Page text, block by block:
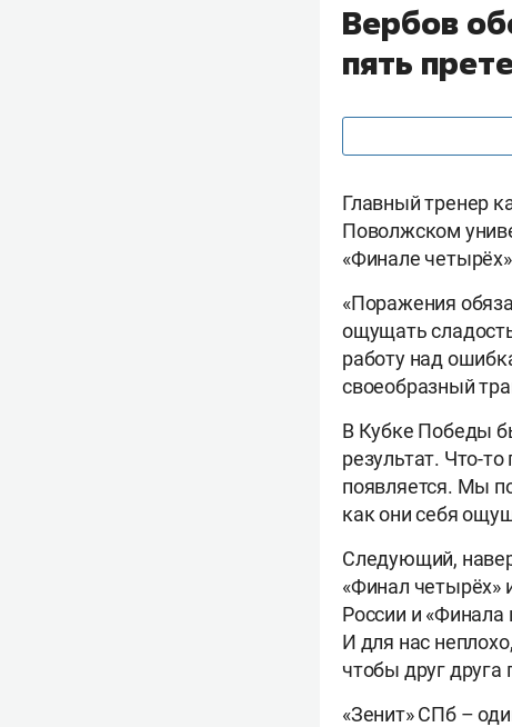
Вербов
пять
Главный тренер
Поволжском
«Финале
«Поражения
ощущать
работу над
своеобразный
В Кубке Победы
результат. Что-
появляется. Мы
как они себя
Следующий,
«Финал четырёх»
России и
И для нас
чтобы друг друга
«Зенит» СПб –